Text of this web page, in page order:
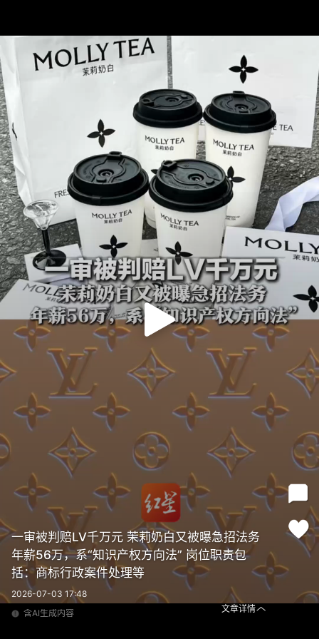
一审被判赔LV千万元 茉莉奶白又被曝急招法务
年薪56万，系“知识产权方向法” 岗位职责包
括：商标行政案件处理等
2026-07-03 17:48
含AI生成内容
文章详情